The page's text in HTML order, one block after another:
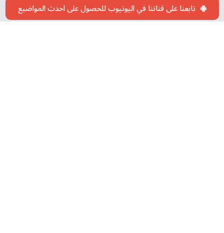
تابعنا على قناتنا في اليوتيوب للحصول على احدث المواضيع